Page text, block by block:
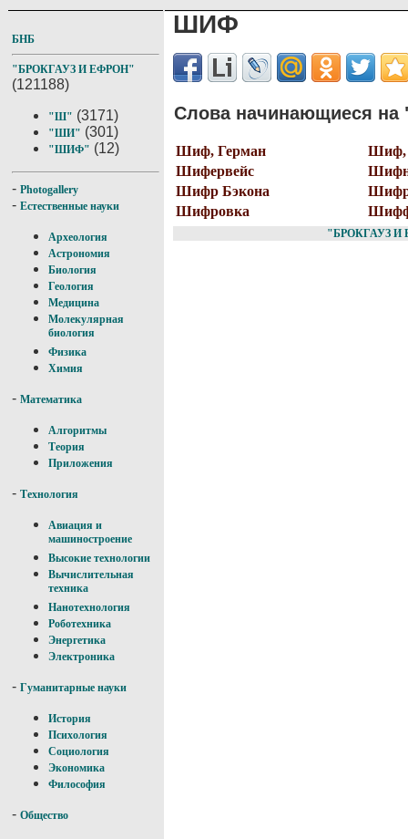
БНБ
"БРОКГАУЗ И ЕФРОН"
(121188)
"Ш" (3171)
"ШИ" (301)
"ШИФ" (12)
- Photogallery
- Естественные науки
Археология
Астрономия
Биология
Геология
Медицина
Молекулярная
биология
Физика
Химия
- Математика
Алгоритмы
Теория
Приложения
- Технология
Авиация и
машиностроение
Высокие технологии
Вычислительная
техника
Нанотехнология
Роботехника
Энергетика
Электроника
- Гуманитарные науки
История
Психология
Социология
Экономика
Философия
- Общество
ШИФ
Слова начинающиеся
Шиф, Герман
Шиф,
Шифервейс
Шифр Бэкона
Шифровка
"БРОКГАУЗ И